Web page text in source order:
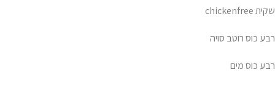
שקית chickenfree
רבע כוס רוטב סויה
רבע כוס מים